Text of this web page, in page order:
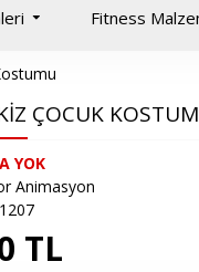
Fitness
ÇOCUK
TL
YOK
Animasyon